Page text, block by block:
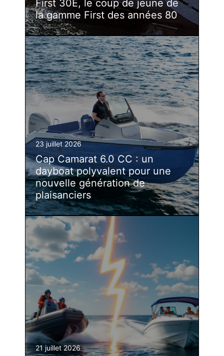
First 30E, le coup de jeune de
la gamme First des années 80
23 juillet 2026
Cap Camarat 6.0 CC : un
dayboat polyvalent pour une
nouvelle génération de
plaisanciers
21 juillet 2026